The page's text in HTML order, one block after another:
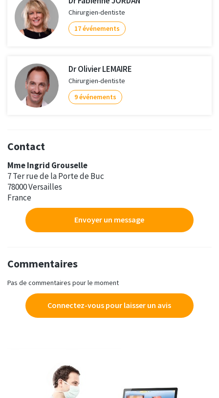
Chirurgien-dentiste
17 événements
Dr Olivier LEMAIRE
Chirurgien-dentiste
9 événements
Contact
Mme Ingrid Grouselle
7 Ter rue de la Porte de Buc
78000 Versailles
France
Envoyer un message
Commentaires
Pas de commentaires pour le moment
Connectez-vous pour laisser un avis